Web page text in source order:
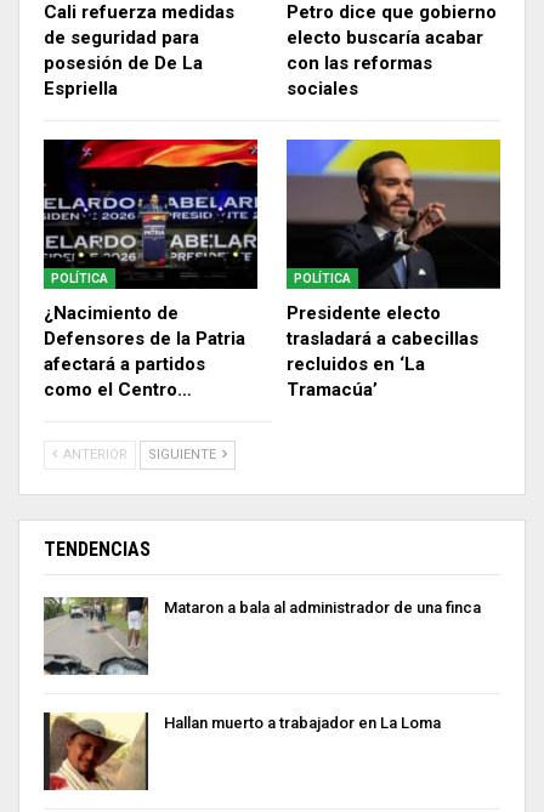
Cali refuerza medidas
de seguridad para
posesión de De La
Espriella
Petro dice que gobierno
electo buscaría acabar
con las reformas
sociales
POLÍTICA
¿Nacimiento de
Defensores de la Patria
afectará a partidos
como el Centro…
POLÍTICA
Presidente electo
trasladará a cabecillas
recluidos en ‘La
Tramacúa’
ANTERIOR SIGUIENTE
TENDENCIAS
Mataron a bala al administrador de una finca
Hallan muerto a trabajador en La Loma